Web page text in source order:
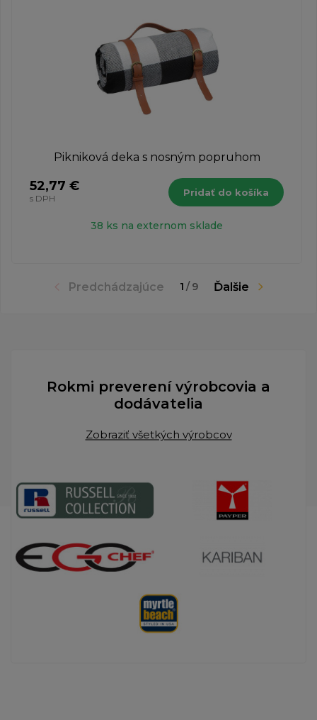
Predchádzajúce 1 / 9 Ďalšie
Pikniková deka s nosným popruhom
52,77 €
s DPH
Pridať do košíka
38 ks na externom sklade
Rokmi preverení výrobcovia a
dodávatelia
Zobraziť všetkých výrobcov